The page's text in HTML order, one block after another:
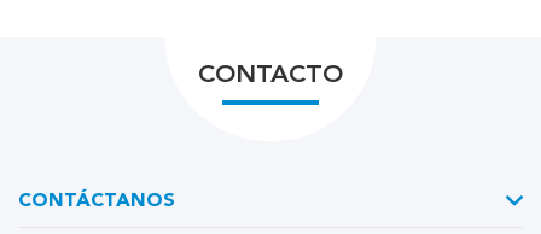
CONTACTO
CONTÁCTANOS